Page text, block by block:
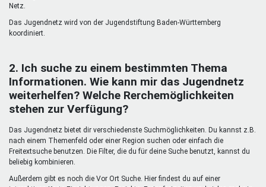
Demokratie & Beteiligung
Netz.
Das Jugendnetz wird von der Jugendstiftung Baden-Württemberg
koordiniert.
2. Ich suche zu einem bestimmten Thema
Informationen. Wie kann mir das Jugendnetz
weiterhelfen? Welche Rerchemöglichkeiten
stehen zur Verfügung?
Das Jugendnetz bietet dir verschiedenste Suchmöglichkeiten. Du kannst z.B.
nach einem Themenfeld oder einer Region suchen oder einfach die
Freitextsuche benutzen. Die Filter, die du für deine Suche benutzt, kannst du
beliebig kombinieren.
Außerdem gibt es noch die Vor Ort Suche. Hier findest du auf einer